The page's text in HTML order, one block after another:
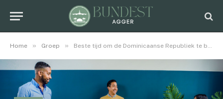
Home » Groep » Beste tijd om de Dominicaanse Republiek te bezoeken